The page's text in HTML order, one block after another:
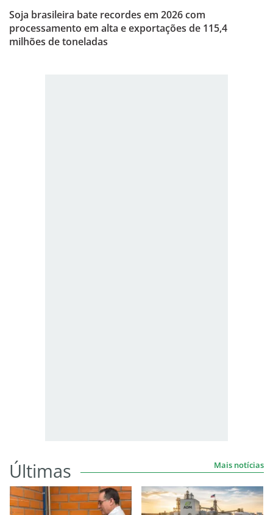
Soja brasileira bate recordes em 2026 com
processamento em alta e exportações de 115,4
milhões de toneladas
Últimas Mais notícias